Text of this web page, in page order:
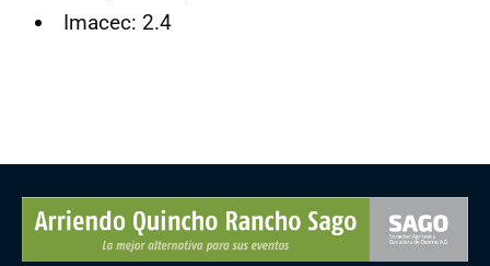
Imacec: 2.4